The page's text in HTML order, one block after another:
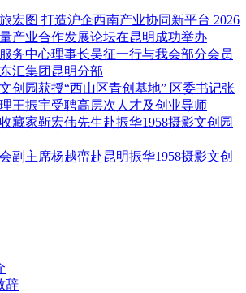
宏图 打造沪企西南产业协同新平台 2026
产业合作发展论坛在昆明成功举办
服务中心理事长吴征一行与我会部分会员
汇集团昆明分部
创园获授“西山区青创基地” 区委书记张
王振宇受聘高层次人才及创业导师
藏家靳宏伟先生赴振华1958摄影文创园
副主席杨越峦赴昆明振华1958摄影文创
辞